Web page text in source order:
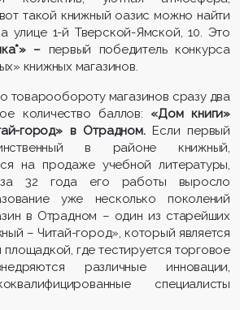
такой книжный оазис можно найти
улице 1-й Тверской-Ямской, 10. Это
– первый победитель конкурса
книжных магазинов.
товарообороту магазинов сразу два
количество баллов: «Дом книги»
город» в Отрадном.Если первый
в районе книжный,
на продаже учебной литературы,
32 года его работы выросло
уже несколько поколений
в Отрадном – один из старейших
– Читай-город», который является
площадкой, где тестируется торговое
различные инновации,
специалисты